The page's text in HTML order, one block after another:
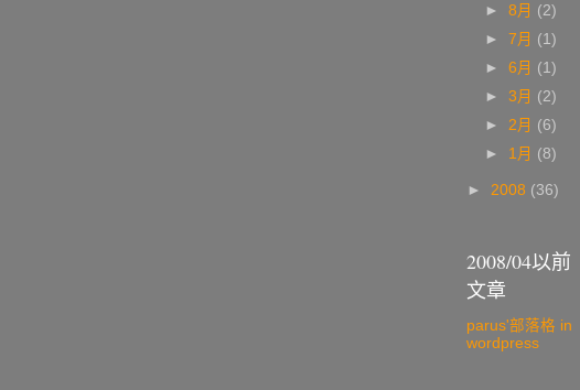
►8月 (2)
►7月 (1)
►6月 (1)
►3月 (2)
►2月 (6)
► 1月 (8)
► 2008 (36)
2008/04以前
文章
parus'部落格 in
wordpress